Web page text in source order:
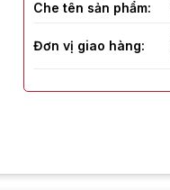
Che tên sản phẩm:
Đơn vị giao hàng: